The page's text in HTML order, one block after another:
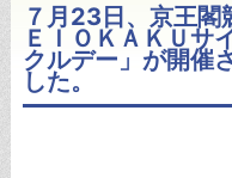
７月23日、京王閣
ＥＩＯＫＡＫＵサ
クルデー」が開催
した。